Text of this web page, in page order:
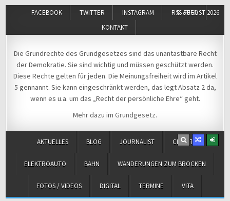
FACEBOOK TWITTER INSTAGRAM
RSS-FEED
KONTAKT
8. AUGUST 2026
Michael Voß
Die Grundrechte des Grundgesetzes sind das unantastbare Recht
der Demokratie. Sie sind wichtig und müssen geschützt werden.
Diese Rechte gelten für jeden. Die Meinungsfreiheit wird im Artikel
5 gennannt. Sie kann eingeschränkt werden, das legt Absatz 2 da,
wenn es u.a. um das „Recht der persönliche Ehre“ geht.
Mehr dazu im Grundgesetz.
AKTUELLES BLOG JOURNALIST CHRIST
ELEKTROAUTO BAHN WANDERUNGEN ZUM BROCKEN
FOTOS / VIDEOS DIGITAL TERMINE VITA